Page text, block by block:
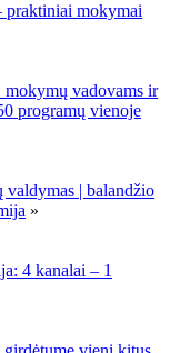
praktiniai mokymai
vadovams ir
programų vienoje
| balandžio
»
4 kanalai – 1